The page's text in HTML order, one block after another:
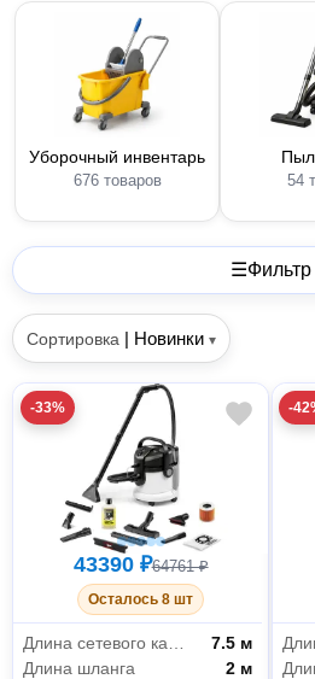
Уборочный инвентарь
676 товаров 54
☰Фильтр
Сортировка | Новинки ▾
-33%
43390 ₽64761 ₽
Осталось 8 шт
7.5 м
Длина шланга
2 м
-